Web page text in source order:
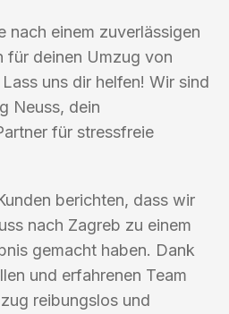
nach einem zuverlässigen
für deinen Umzug von
uns dir helfen! Wir sind
Neuss, dein
für stressfreie
berichten, dass wir
nach Zagreb zu einem
gemacht haben. Dank
und erfahrenen Team
reibungslos und